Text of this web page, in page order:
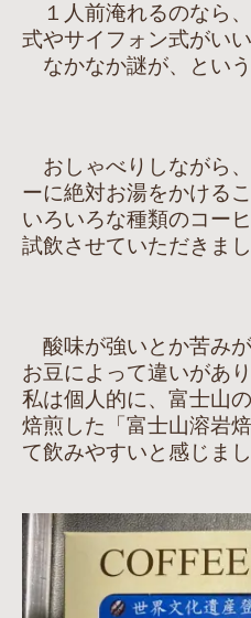
１人前淹れるのなら
式やサイフォン式がい
なかなか謎が、とい
おしゃべりしながら
ーに絶対お湯をかける
いろいろな種類のコー
試飲させていただきまし
酸味が強いとか苦み
お豆によって違いがあり
私は個人的に、富士山
焙煎した「富士山溶岩
て飲みやすいと感じまし